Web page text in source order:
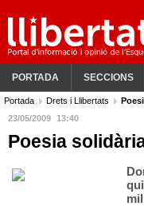
PORTADA SECCIONS
Portada Drets i Llibertats
23/05/2009
13:40
Poesia